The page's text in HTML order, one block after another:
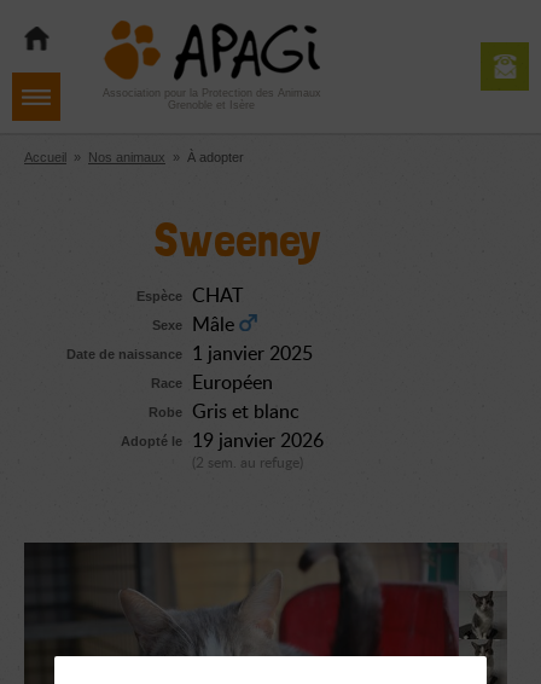
navigation
contenu
Aller
pied
de
Association pour la Protection des Animaux
Grenoble et Isère
Accueil » Nos animaux » À adopter
Sweeney
Espèce CHAT
Sexe Mâle
Date de naissance 1 janvier 2025
Race Européen
Robe Gris et blanc
Adopté le 19 janvier 2026
(2 sem. au refuge)